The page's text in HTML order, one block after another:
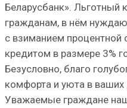
Беларусбанк». Льготный
гражданам, в нём
с взиманием процентной
кредитом в размере 3%
Безусловно, благо
комфорта и уюта в ваших
Уважаемые граждане